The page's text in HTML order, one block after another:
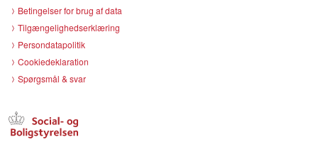
Betingelser for brug af data
Tilgængelighedserklæring
Persondatapolitik
Cookiedeklaration
Spørgsmål & svar